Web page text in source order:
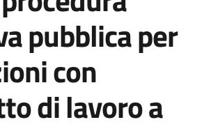
pubblica per
con
di lavoro a